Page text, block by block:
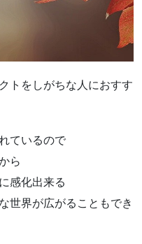
トをしがちな人におすす
ているので
ら
感化出来る
世界が広がることもでき